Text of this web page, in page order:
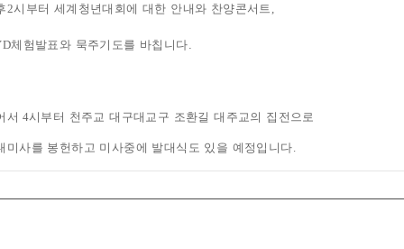
2시부터 세계청년대회에 대한 안내와 찬양콘서트 ,
체험발표와 묵주기도를 바칩니다.
서 4시부터 천주교 대구대교구 조환길 대주교의 집전으로
미사를 봉헌하고 미사중에 발대식도 있을 예정입니다.